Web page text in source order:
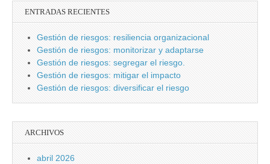
ENTRADAS RECIENTES
Gestión de riesgos: resiliencia organizacional
Gestión de riesgos: monitorizar y adaptarse
Gestión de riesgos: segregar el riesgo.
Gestión de riesgos: mitigar el impacto
Gestión de riesgos: diversificar el riesgo
ARCHIVOS
abril 2026